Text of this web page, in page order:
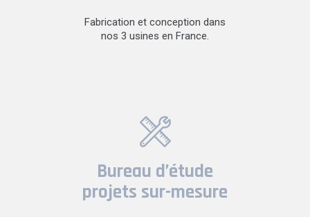
Fabrication et conception dans
nos 3 usines en France.
Bureau d’étude
projets sur-mesure